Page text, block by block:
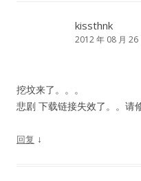
kissthnk
2012 年 08 月 26
挖坟来了。。。
悲剧 下载链接失效了。。请
回复 ↓